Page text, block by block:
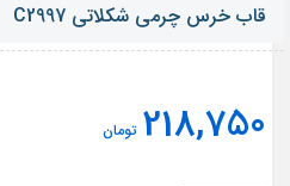
قاب خرس چرمی شکلاتی C2997
218,750 تومان